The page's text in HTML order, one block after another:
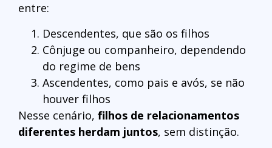
entre:
Descendentes, que são os filhos
Cônjuge ou companheiro, dependendo
do regime de bens
Ascendentes, como pais e avós, se não
houver filhos
Nesse cenário, filhos de relacionamentos
diferentes herdam juntos, sem distinção.